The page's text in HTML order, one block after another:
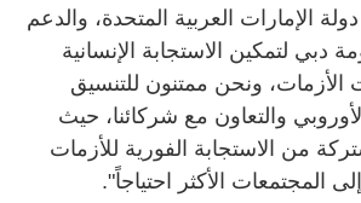
دولة الإمارات العربية المتحدة، والدعم
دبي لتمكين الاستجابة الإنسانية
الأزمات، ونحن ممتنون للتنسيق
والتعاون مع شركائنا، حيث
من الاستجابة الفورية للأزمات
المجتمعات الأكثر احتياجاً".